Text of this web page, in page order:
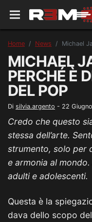
Home News Michael
MICHAEL
PERCHÉ È
DEL POP
Di silvia.argento - 22
Credo che questo
stessa dell’arte.
strumento, solo per
e armonia al
adulti e adolescenti.
Questa è la
dava dello scopo